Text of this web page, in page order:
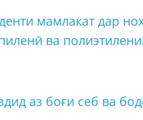
мамлакат дар
ва
аз боғи себ ва